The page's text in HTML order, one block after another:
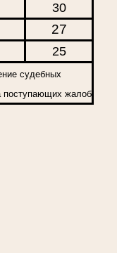
30
27
25
судебных
поступающих жалоб